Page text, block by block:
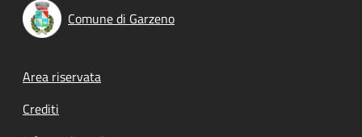
Comune di Garzeno
Footer menu
Area riservata
Crediti